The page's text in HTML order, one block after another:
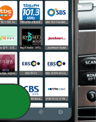
L'histoire suit Howard Jordan, un homme qui mène une double vie sous l'identité de Dan Baker pour échapper à la routine de son mariage. Après avoir découvert que sa femme Caroline a un amant, il sombre dans une rage meurtrière et décide de planifier sa vengeance. Howard utilise sa fausse identité pour attirer Caroline dans un appartement afin de l'étrangler. Il tente ensuite de détourner les soupçons en appelant la police pour signaler sa disparition, mais l'enquête finit par révéler le corps et confronter Howard à sa propre mise en scène.
시